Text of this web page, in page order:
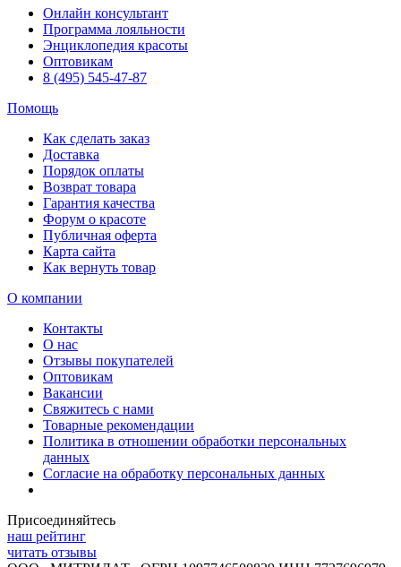
Онлайн консультант
Программа лояльности
Энциклопедия красоты
Оптовикам
8 (495) 545-47-87
Помощь
Как сделать заказ
Доставка
Порядок оплаты
Возврат товара
Гарантия качества
Форум о красоте
Публичная оферта
Карта сайта
Как вернуть товар
О компании
Контакты
О нас
Отзывы покупателей
Оптовикам
Вакансии
Свяжитесь с нами
Товарные рекомендации
Политика в отношении обработки персональных
данных
Согласие на обработку персональных данных
Присоединяйтесь
наш рейтинг
читать отзывы